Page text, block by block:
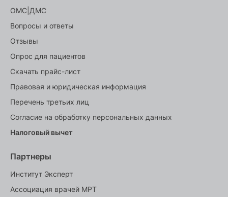
ОМС|ДМС
Вопросы и ответы
Отзывы
Опрос для пациентов
Скачать прайс-лист
Правовая и юридическая информация
Перечень третьих лиц
Согласие на обработку персональных данных
Налоговый вычет
Партнеры
Институт Эксперт
Ассоциация врачей МРТ